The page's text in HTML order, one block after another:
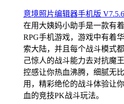
意境照片编辑器手机版
在用 大姨妈小助手是一款有
RPG手机游戏，游戏中有着
索大陆，并且每个战斗模式
己惊人的战斗能力去对抗魔
控感让你热血沸腾，细腻无
用，精彩绝伦的战斗体验让
血的竞技PK战斗玩法。